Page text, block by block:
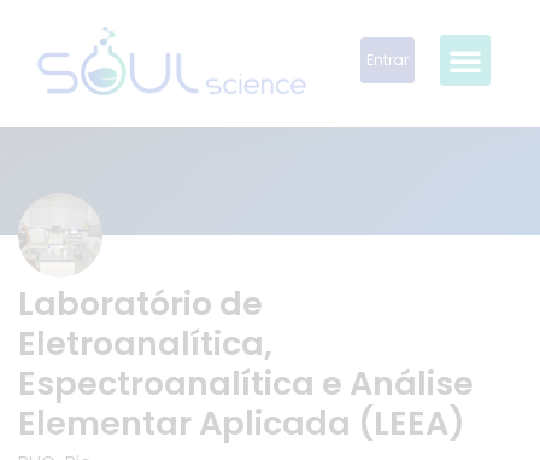
Entrar
Laboratório de
Eletroanalítica,
Espectroanalítica e Análise
Elementar Aplicada (LEEA)